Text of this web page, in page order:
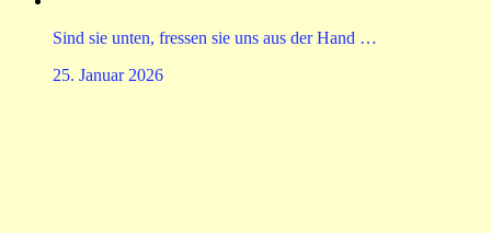
Sind sie unten, fressen sie uns aus der Hand …
25. Januar 2026